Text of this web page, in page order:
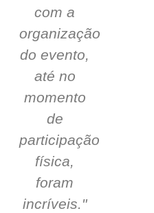
com a
organização
do evento,
até no
momento
de
participação
física,
foram
incríveis."